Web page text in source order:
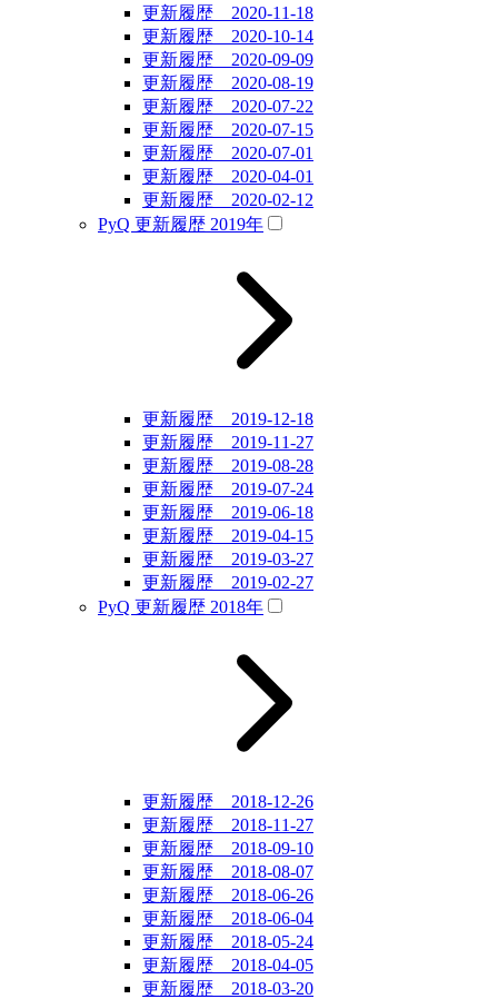
更新履歴 2020-11-18
更新履歴 2020-10-14
更新履歴 2020-09-09
更新履歴 2020-08-19
更新履歴 2020-07-22
更新履歴 2020-07-15
更新履歴 2020-07-01
更新履歴 2020-04-01
更新履歴 2020-02-12
PyQ 更新履歴 2019年
更新履歴 2019-12-18
更新履歴 2019-11-27
更新履歴 2019-08-28
更新履歴 2019-07-24
更新履歴 2019-06-18
更新履歴 2019-04-15
更新履歴 2019-03-27
更新履歴 2019-02-27
PyQ 更新履歴 2018年
更新履歴 2018-12-26
更新履歴 2018-11-27
更新履歴 2018-09-10
更新履歴 2018-08-07
更新履歴 2018-06-26
更新履歴 2018-06-04
更新履歴 2018-05-24
更新履歴 2018-04-05
更新履歴 2018-03-20